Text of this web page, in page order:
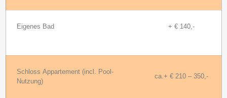
Eigenes Bad + € 140,-
Schloss Appartement (incl. Pool-
Nutzung)
ca.+ € 210 – 350,-